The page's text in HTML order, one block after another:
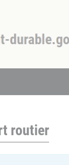
routier